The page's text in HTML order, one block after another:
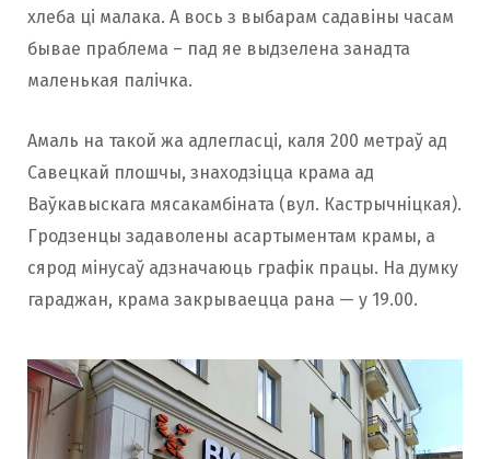
хлеба ці малака. А вось з выбарам садавіны часам
бывае праблема – пад яе выдзелена занадта
маленькая палічка.
Амаль на такой жа адлегласці, каля 200 метраў ад
Савецкай плошчы, знаходзіцца крама ад
Ваўкавыскага мясакамбіната (вул. Кастрычніцкая).
Гродзенцы задаволены асартыментам крамы, а
сярод мінусаў адзначаюць графік працы. На думку
гараджан, крама закрываецца рана — у 19.00.